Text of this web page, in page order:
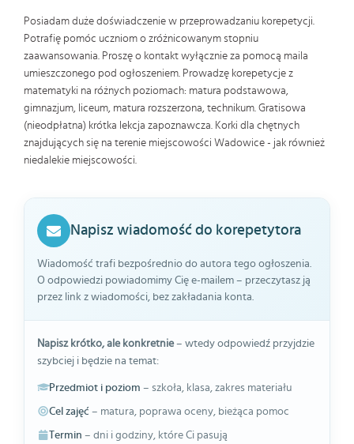
Posiadam duże doświadczenie w przeprowadzaniu korepetycji.
Potrafię pomóc uczniom o zróżnicowanym stopniu
zaawansowania. Proszę o kontakt wyłącznie za pomocą maila
umieszczonego pod ogłoszeniem. Prowadzę korepetycje z
matematyki na różnych poziomach: matura podstawowa,
gimnazjum, liceum, matura rozszerzona, technikum. Gratisowa
(nieodpłatna) krótka lekcja zapoznawcza. Korki dla chętnych
znajdujących się na terenie miejscowości Wadowice - jak również
niedalekie miejscowości.
Napisz wiadomość do korepetytora
Wiadomość trafi bezpośrednio do autora tego ogłoszenia.
O odpowiedzi powiadomimy Cię e-mailem – przeczytasz ją
przez link z wiadomości, bez zakładania konta.
Napisz krótko, ale konkretnie– wtedy odpowiedź przyjdzie
szybciej i będzie na temat:
Przedmiot i poziom – szkoła, klasa, zakres materiału
Cel zajęć – matura, poprawa oceny, bieżąca pomoc
Termin – dni i godziny, które Ci pasują